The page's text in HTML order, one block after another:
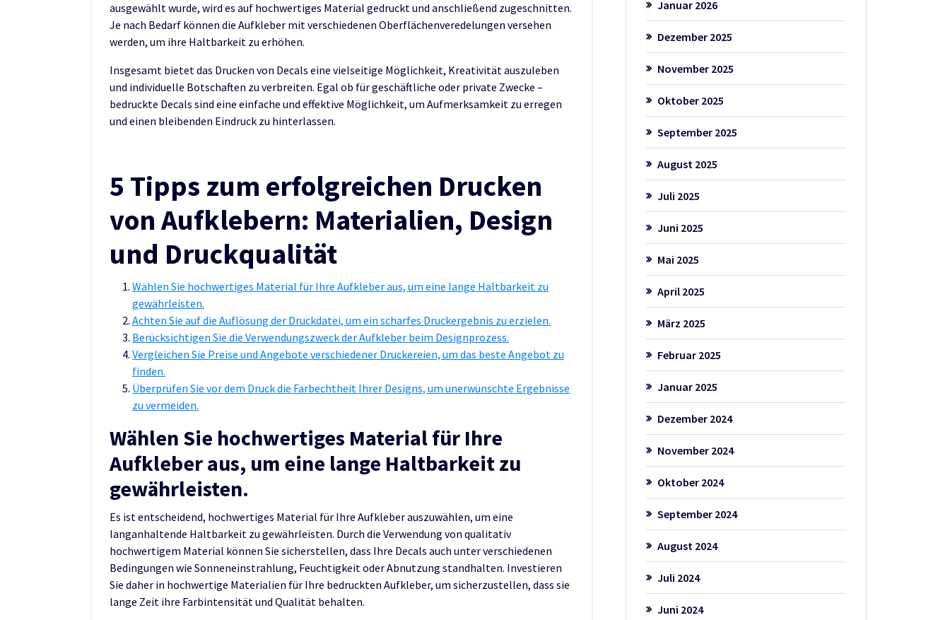
ausgewählt wurde, wird es auf hochwertiges Material gedruckt und anschließend zugeschnitten.
Je nach Bedarf können die Aufkleber mit verschiedenen Oberflächenveredelungen versehen
werden, um ihre Haltbarkeit zu erhöhen.
Insgesamt bietet das Drucken von Decals eine vielseitige Möglichkeit, Kreativität auszuleben
und individuelle Botschaften zu verbreiten. Egal ob für geschäftliche oder private Zwecke –
bedruckte Decals sind eine einfache und effektive Möglichkeit, um Aufmerksamkeit zu erregen
und einen bleibenden Eindruck zu hinterlassen.
5 Tipps zum erfolgreichen Drucken
von Aufklebern: Materialien, Design
und Druckqualität
Wählen Sie hochwertiges Material für Ihre Aufkleber aus, um eine lange Haltbarkeit zu
gewährleisten.
Achten Sie auf die Auflösung der Druckdatei, um ein scharfes Druckergebnis zu erzielen.
Berücksichtigen Sie die Verwendungszweck der Aufkleber beim Designprozess.
Vergleichen Sie Preise und Angebote verschiedener Druckereien, um das beste Angebot zu
finden.
Überprüfen Sie vor dem Druck die Farbechtheit Ihrer Designs, um unerwünschte Ergebnisse
zu vermeiden.
Wählen Sie hochwertiges Material für Ihre
Aufkleber aus, um eine lange Haltbarkeit zu
gewährleisten.
Es ist entscheidend, hochwertiges Material für Ihre Aufkleber auszuwählen, um eine
langanhaltende Haltbarkeit zu gewährleisten. Durch die Verwendung von qualitativ
hochwertigem Material können Sie sicherstellen, dass Ihre Decals auch unter verschiedenen
Bedingungen wie Sonneneinstrahlung, Feuchtigkeit oder Abnutzung standhalten. Investieren
Sie daher in hochwertige Materialien für Ihre bedruckten Aufkleber, um sicherzustellen, dass sie
lange Zeit ihre Farbintensität und Qualität behalten.
Januar 2026
Dezember 2025
November 2025
Oktober 2025
September 2025
August 2025
Juli 2025
Juni 2025
Mai 2025
April 2025
März 2025
Februar 2025
Januar 2025
Dezember 2024
November 2024
Oktober 2024
September 2024
August 2024
Juli 2024
Juni 2024